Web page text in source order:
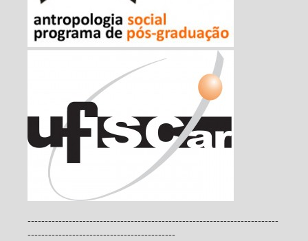
-------------------------------------------------------------------------
-------------------------------------------